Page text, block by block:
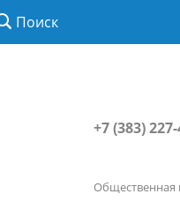
Поиск
+7 (383)
Общественная